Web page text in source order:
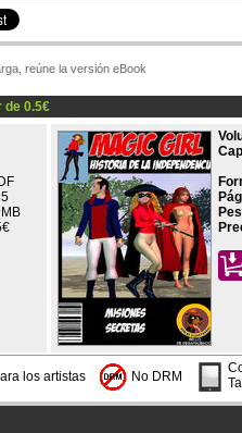
reúne la versión eBook
de 0.5€
los artistas No DRM